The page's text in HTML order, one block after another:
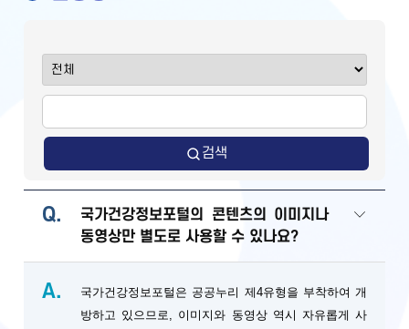
검색
Q.
국가건강정보포털의 콘텐츠의 이미지나
동영상만 별도로 사용할 수 있나요?
A.
국가건강정보포털은 공공누리 제4유형을 부착하여 개
방하고 있으므로, 이미지와 동영상 역시 자유롭게 사